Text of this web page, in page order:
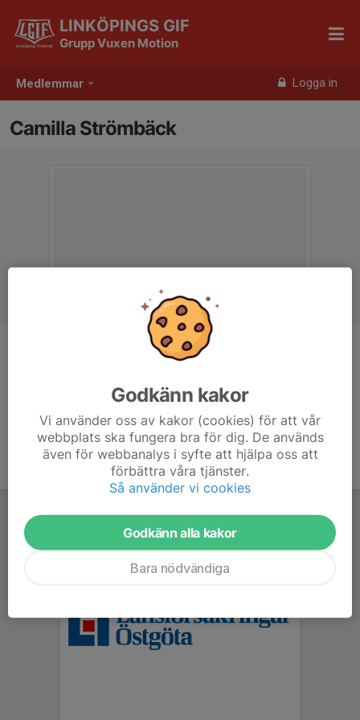
Medlemmar Logga in
LINKÖPINGS GIF
Grupp Vuxen Motion
Camilla Strömbäck
Sammankallande, adminansvar
Godkänn kakor
Vi använder oss av kakor (cookies) för att vår
webbplats ska fungera bra för dig. De används
även för webbanalys i syfte att hjälpa oss att
förbättra våra tjänster.
Så använder vi cookies
Godkänn alla kakor
Bara nödvändiga